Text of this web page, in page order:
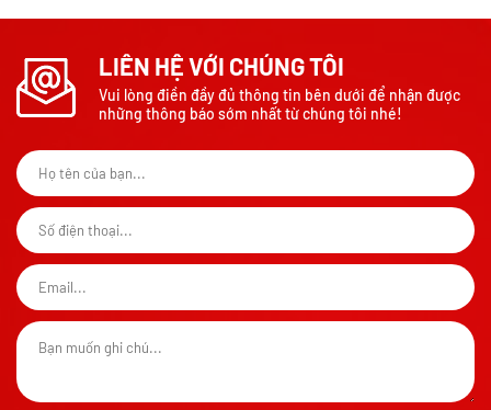
LIÊN HỆ VỚI CHÚNG TÔI
Vui lòng điền đầy đủ thông tin bên dưới để nhận được
những thông báo sớm nhất từ chúng tôi nhé!